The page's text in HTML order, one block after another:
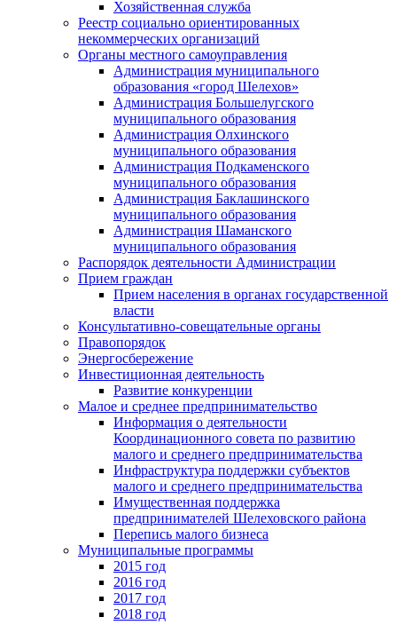
Хозяйственная служба
Реестр социально ориентированных
некоммерческих организаций
Органы местного самоуправления
Администрация муниципального
образования «город Шелехов»
Администрация Большелугского
муниципального образования
Администрация Олхинского
муниципального образования
Администрация Подкаменского
муниципального образования
Администрация Баклашинского
муниципального образования
Администрация Шаманского
муниципального образования
Распорядок деятельности Администрации
Прием граждан
Прием населения в органах государственной
власти
Консультативно-совещательные органы
Правопорядок
Энергосбережение
Инвестиционная деятельность
Развитие конкуренции
Малое и среднее предпринимательство
Информация о деятельности
Координационного совета по развитию
малого и среднего предпринимательства
Инфраструктура поддержки субъектов
малого и среднего предпринимательства
Имущественная поддержка
предпринимателей Шелеховского района
Перепись малого бизнеса
Муниципальные программы
2015 год
2016 год
2017 год
2018 год